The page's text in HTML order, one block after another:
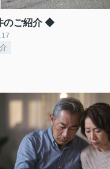
のご紹介 ◆